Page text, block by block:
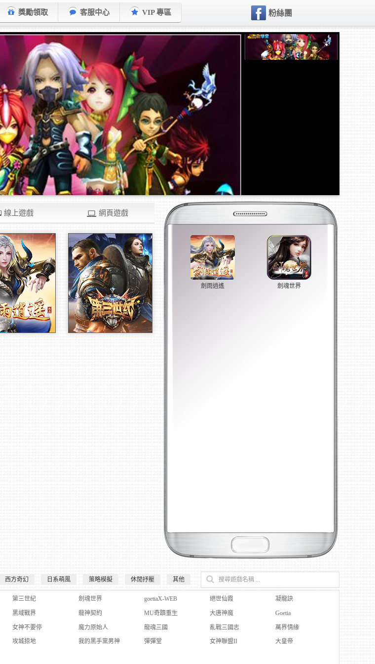
獎勵領取 客服中心 VIP 專區 粉絲團
線上遊戲 網頁遊戲
劍雨逍遙 劍魂世界
西方奇幻 日系萌風 策略模擬 休閒抒壓 其他 搜尋遊戲名稱 ...
第三世紀 劍魂世界 goetiaX-WEB 絕世仙霞 凝龍訣
黑域戰界 龍神契約 MU奇蹟重生 大唐神魔 Goetia
女神不要停 魔力原始人 龍魂三國 亂戰三國志 萬界情緣
攻城掠地 我的黑手黨男神 彈彈堂 女神聯盟II 大皇帝